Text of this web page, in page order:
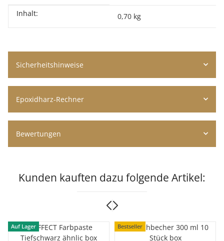
Produkteigenschaft
Wert
Inhalt: 0,70 kg
Sicherheitshinweise
Epoxidharz-Rechner
Bewertungen
Kunden kauften dazu folgende Artikel:
Auf Lager Bestseller